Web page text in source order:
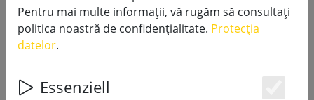
liber 9x14 cm fildeș controlat de la
distanță
Pentru mai multe informații, vă rugăm să consultați
politica noastră de confidențialitate. Protecția
datelor.
Essenziell